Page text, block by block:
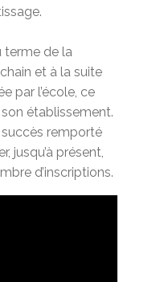
terme de la
et à la suite
par l’école, ce
établissement.
remporté
jusqu’à présent,
d’inscriptions.